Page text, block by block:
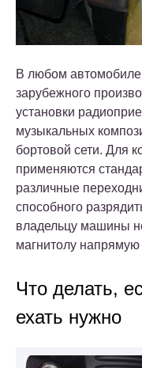
В любом автомобиле
зарубежного
установки
музыкальных
бортовой сети. Для
применяются
различные
способного
владельцу машины
магнитолу напрямую
Что делать,
ехать нужно